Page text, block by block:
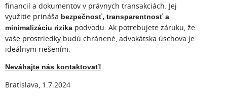
financií a dokumentov v právnych transakciách. Jej
využitie prináša bezpečnosť, transparentnosť a
minimalizáciu rizika podvodu. Ak potrebujete záruku, že
vaše prostriedky budú chránené, advokátska úschova je
ideálnym riešením.
Neváhajte nás kontaktovať!
Bratislava, 1.7.2024